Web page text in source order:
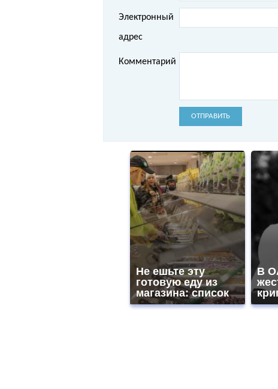
Электронный
адрес
Комментарий
ОТПРАВИТЬ
Не ешьте эту
готовую еду из
магазина: список
В